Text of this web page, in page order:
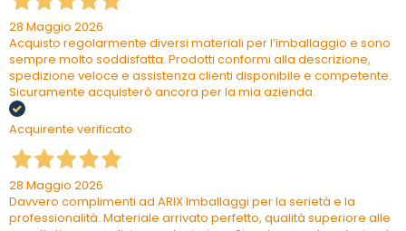
28 Maggio 2026
Acquisto regolarmente diversi materiali per l’imballaggio e sono
sempre molto soddisfatta. Prodotti conformi alla descrizione,
spedizione veloce e assistenza clienti disponibile e competente.
Sicuramente acquisterò ancora per la mia azienda.
Acquirente verificato
28 Maggio 2026
Davvero complimenti ad ARIX Imballaggi per la serietà e la
professionalità. Materiale arrivato perfetto, qualità superiore alle